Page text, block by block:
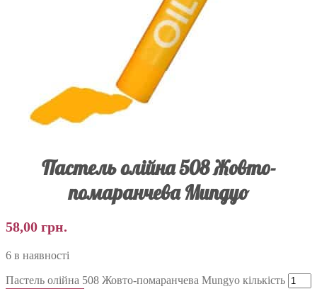
Пастель олійна 508 Жовто-
помаранчева Mungyo
58,00 грн.
6 в наявності
Пастель олійна 508 Жовто-помаранчева Mungyo кількість